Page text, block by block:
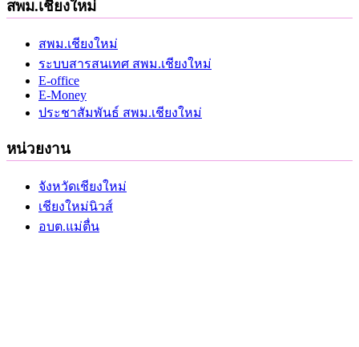
สพม.เชียงใหม่
สพม.เชียงใหม่
ระบบสารสนเทศ สพม.เชียงใหม่
E-office
E-Money
ประชาสัมพันธ์ สพม.เชียงใหม่
หน่วยงาน
จังหวัดเชียงใหม่
เชียงใหม่นิวส์
อบต.แม่ตื่น